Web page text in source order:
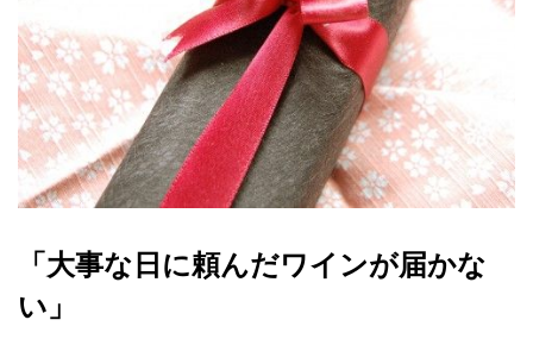
「大事な日に頼んだワインが届かな
い」